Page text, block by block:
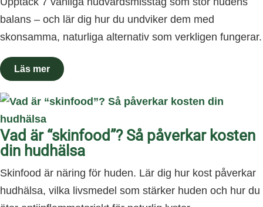
balans – och lär dig hur du undviker dem med
skonsamma, naturliga alternativ som verkligen fungerar.
Vad är “skinfood”? Så påverkar kosten
din hudhälsa
Skinfood är näring för huden. Lär dig hur kost påverkar
hudhälsa, vilka livsmedel som stärker huden och hur du